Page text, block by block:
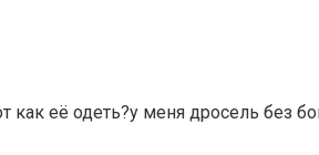
как её одеть?у меня дросель без